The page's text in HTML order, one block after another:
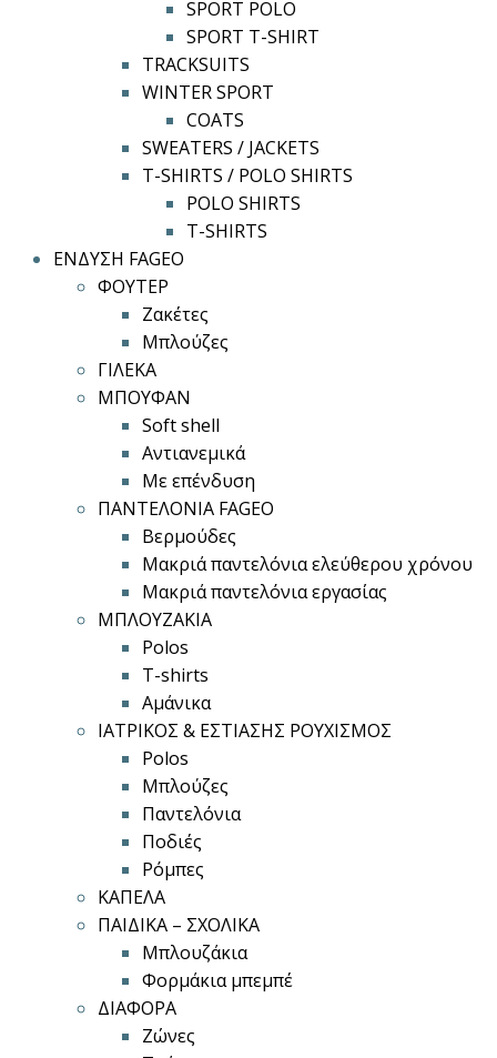
SPORT POLO
SPORT T-SHIRT
TRACKSUITS
WINTER SPORT
COATS
SWEATERS / JACKETS
T-SHIRTS / POLO SHIRTS
POLO SHIRTS
T-SHIRTS
ΕΝΔΥΣΗ FAGEO
ΦΟΥΤΕΡ
Ζακέτες
Μπλούζες
ΓΙΛΕΚΑ
ΜΠΟΥΦΑΝ
Soft shell
Αντιανεμικά
Με επένδυση
ΠΑΝΤΕΛΟΝΙΑ FAGEO
Βερμούδες
Μακριά παντελόνια ελεύθερου χρόνου
Μακριά παντελόνια εργασίας
ΜΠΛΟΥΖΑΚΙΑ
Polos
T-shirts
Αμάνικα
ΙΑΤΡΙΚΟΣ & ΕΣΤΙΑΣΗΣ ΡΟΥΧΙΣΜΟΣ
Polos
Μπλούζες
Παντελόνια
Ποδιές
Ρόμπες
ΚΑΠΕΛΑ
ΠΑΙΔΙΚΑ – ΣΧΟΛΙΚΑ
Μπλουζάκια
Φορμάκια μπεμπέ
ΔΙΑΦΟΡΑ
Ζώνες